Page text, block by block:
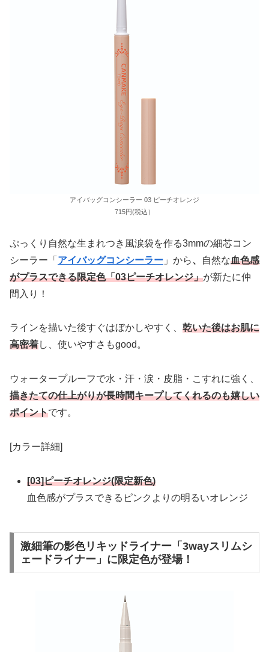
アイバッグコンシーラー 03 ピーチオレンジ
715円(税込）
ぷっくり自然な生まれつき風涙袋を作る3mmの細芯コン
シーラー「 アイバッグコンシーラー 」から、 自然な血色感
がプラスできる限定色「03ピーチオレンジ」が新たに仲
間入り！
ラインを描いた後すぐはぼかしやすく、 乾いた後はお肌に
高密着し、使いやすさもgood。
ウォータープルーフで水・汗・涙・皮脂・こすれに強く、
描きたての仕上がりが長時間キープしてくれるのも嬉しい
ポイントです。
[カラー詳細]
[03]ピーチオレンジ(限定新色)
血色感がプラスできるピンクよりの明るいオレンジ
激細筆の影色リキッドライナー「3wayスリムシ
ェードライナー」に限定色が登場！